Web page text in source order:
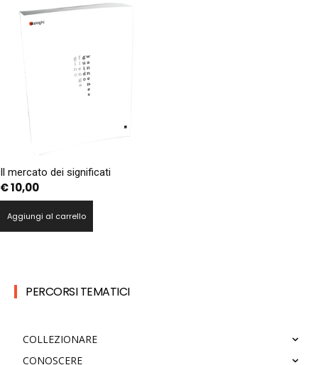
Il mercato dei significati
€10,00
Aggiungi al carrello
PERCORSI TEMATICI
COLLEZIONARE
CONOSCERE